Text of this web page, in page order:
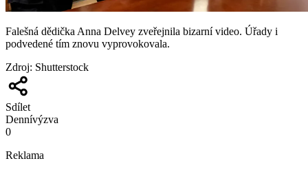
Falešná dědička Anna Delvey zveřejnila bizarní video. Úřady i
podvedené tím znovu vyprovokovala.
Zdroj: Shutterstock
Sdílet
Dennívýzva
0
Reklama